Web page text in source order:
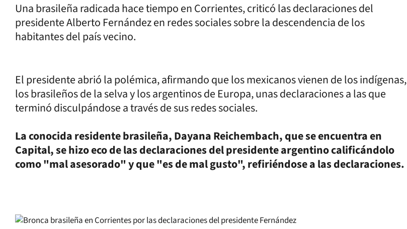
Una brasileña radicada hace tiempo en Corrientes, criticó las declaraciones del
presidente Alberto Fernández en redes sociales sobre la descendencia de los
habitantes del país vecino.
El presidente abrió la polémica, afirmando que los mexicanos vienen de los indígenas,
los brasileños de la selva y los argentinos de Europa, unas declaraciones a las que
terminó disculpándose a través de sus redes sociales.
La conocida residente brasileña, Dayana Reichembach, que se encuentra en
Capital, se hizo eco de las declaraciones del presidente argentino calificándolo
como "mal asesorado" y que "es de mal gusto", refiriéndose a las declaraciones.